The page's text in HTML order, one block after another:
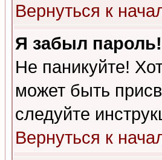
Вернуться к
Я забыл пароль!
Не паникуйте!
может быть
следуйте
Вернуться к